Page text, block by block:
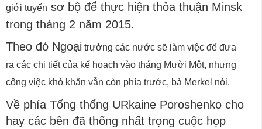
giới tuyến sơ bộ để thực hiện thỏa thuận Minsk
trong tháng 2 năm 2015.
Theo đó Ngoại trưởng các nước sẽ làm việc để đưa
ra các chi tiết của kế hoạch vào tháng Mười Một, nhưng
công việc khó khăn vẫn còn phía trước, bà Merkel nói.
Về phía Tổng thống URkaine Poroshenko cho
hay các bên đã thống nhất trọng cuộc họp